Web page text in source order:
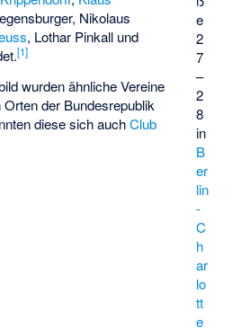
e
2
7
–
2
8
in
B
er
lin
-
C
h
ar
lo
tt
e
, Nikolaus
, Lothar Pinkall und
[1]
wurden ähnliche Vereine
der Bundesrepublik
diese sich auchClub